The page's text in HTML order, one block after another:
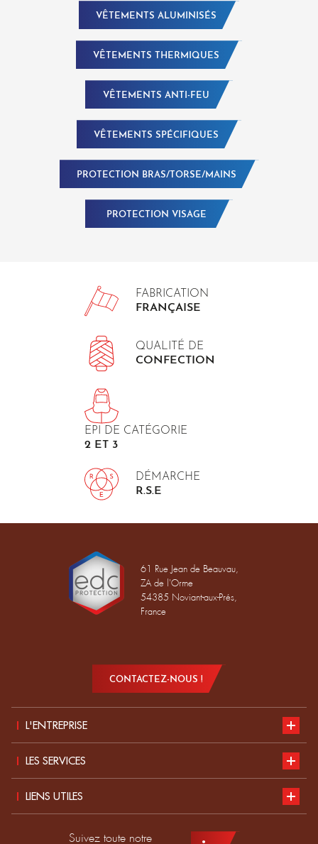
VÊTEMENTS ALUMINISÉS
VÊTEMENTS THERMIQUES
VÊTEMENTS ANTI-FEU
VÊTEMENTS SPÉCIFIQUES
PROTECTION BRAS/TORSE/MAINS
PROTECTION VISAGE
FABRICATION
FRANÇAISE
QUALITÉ DE
CONFECTION
EPI DE CATÉGORIE
2 ET 3
DÉMARCHE
R.S.E
61 Rue Jean de Beauvau,
ZA de l'Orme
54385 Noviant-aux-Prés,
France
CONTACTEZ-NOUS !
L'ENTREPRISE
Développement durable
LES SERVICES
Normes EPI
LIENS UTILES
Suivez toute notre